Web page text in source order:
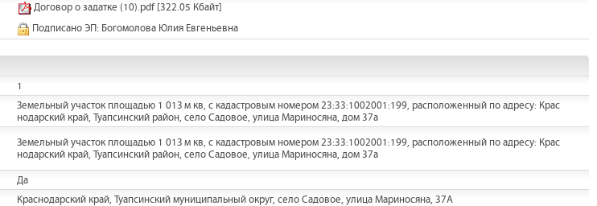
Договор о задатке (10).pdf[322.05 Кбайт]
Подписано ЭП: Богомолова Юлия Евгеньевна
1
Земельный участок площадью 1 013 м кв, с кадастровым номером 23:33:1002001:199, расположенный по адресу: Крас
нодарский край, Туапсинский район, село Садовое, улица Мариносяна, дом 37а
Земельный участок площадью 1 013 м кв, с кадастровым номером 23:33:1002001:199, расположенный по адресу: Крас
нодарский край, Туапсинский район, село Садовое, улица Мариносяна, дом 37а
Да
Краснодарский край, Туапсинский муниципальный округ, село Садовое, улица Мариносяна, 37А